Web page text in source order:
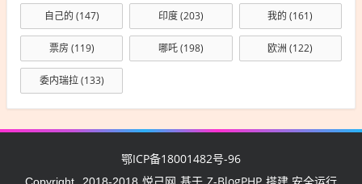
自己的 (147) 印度(203) 我的 (161)
票房 (119) 哪吒(198) 欧洲 (122)
委内瑞拉(133)
鄂ICP备18001482号-96